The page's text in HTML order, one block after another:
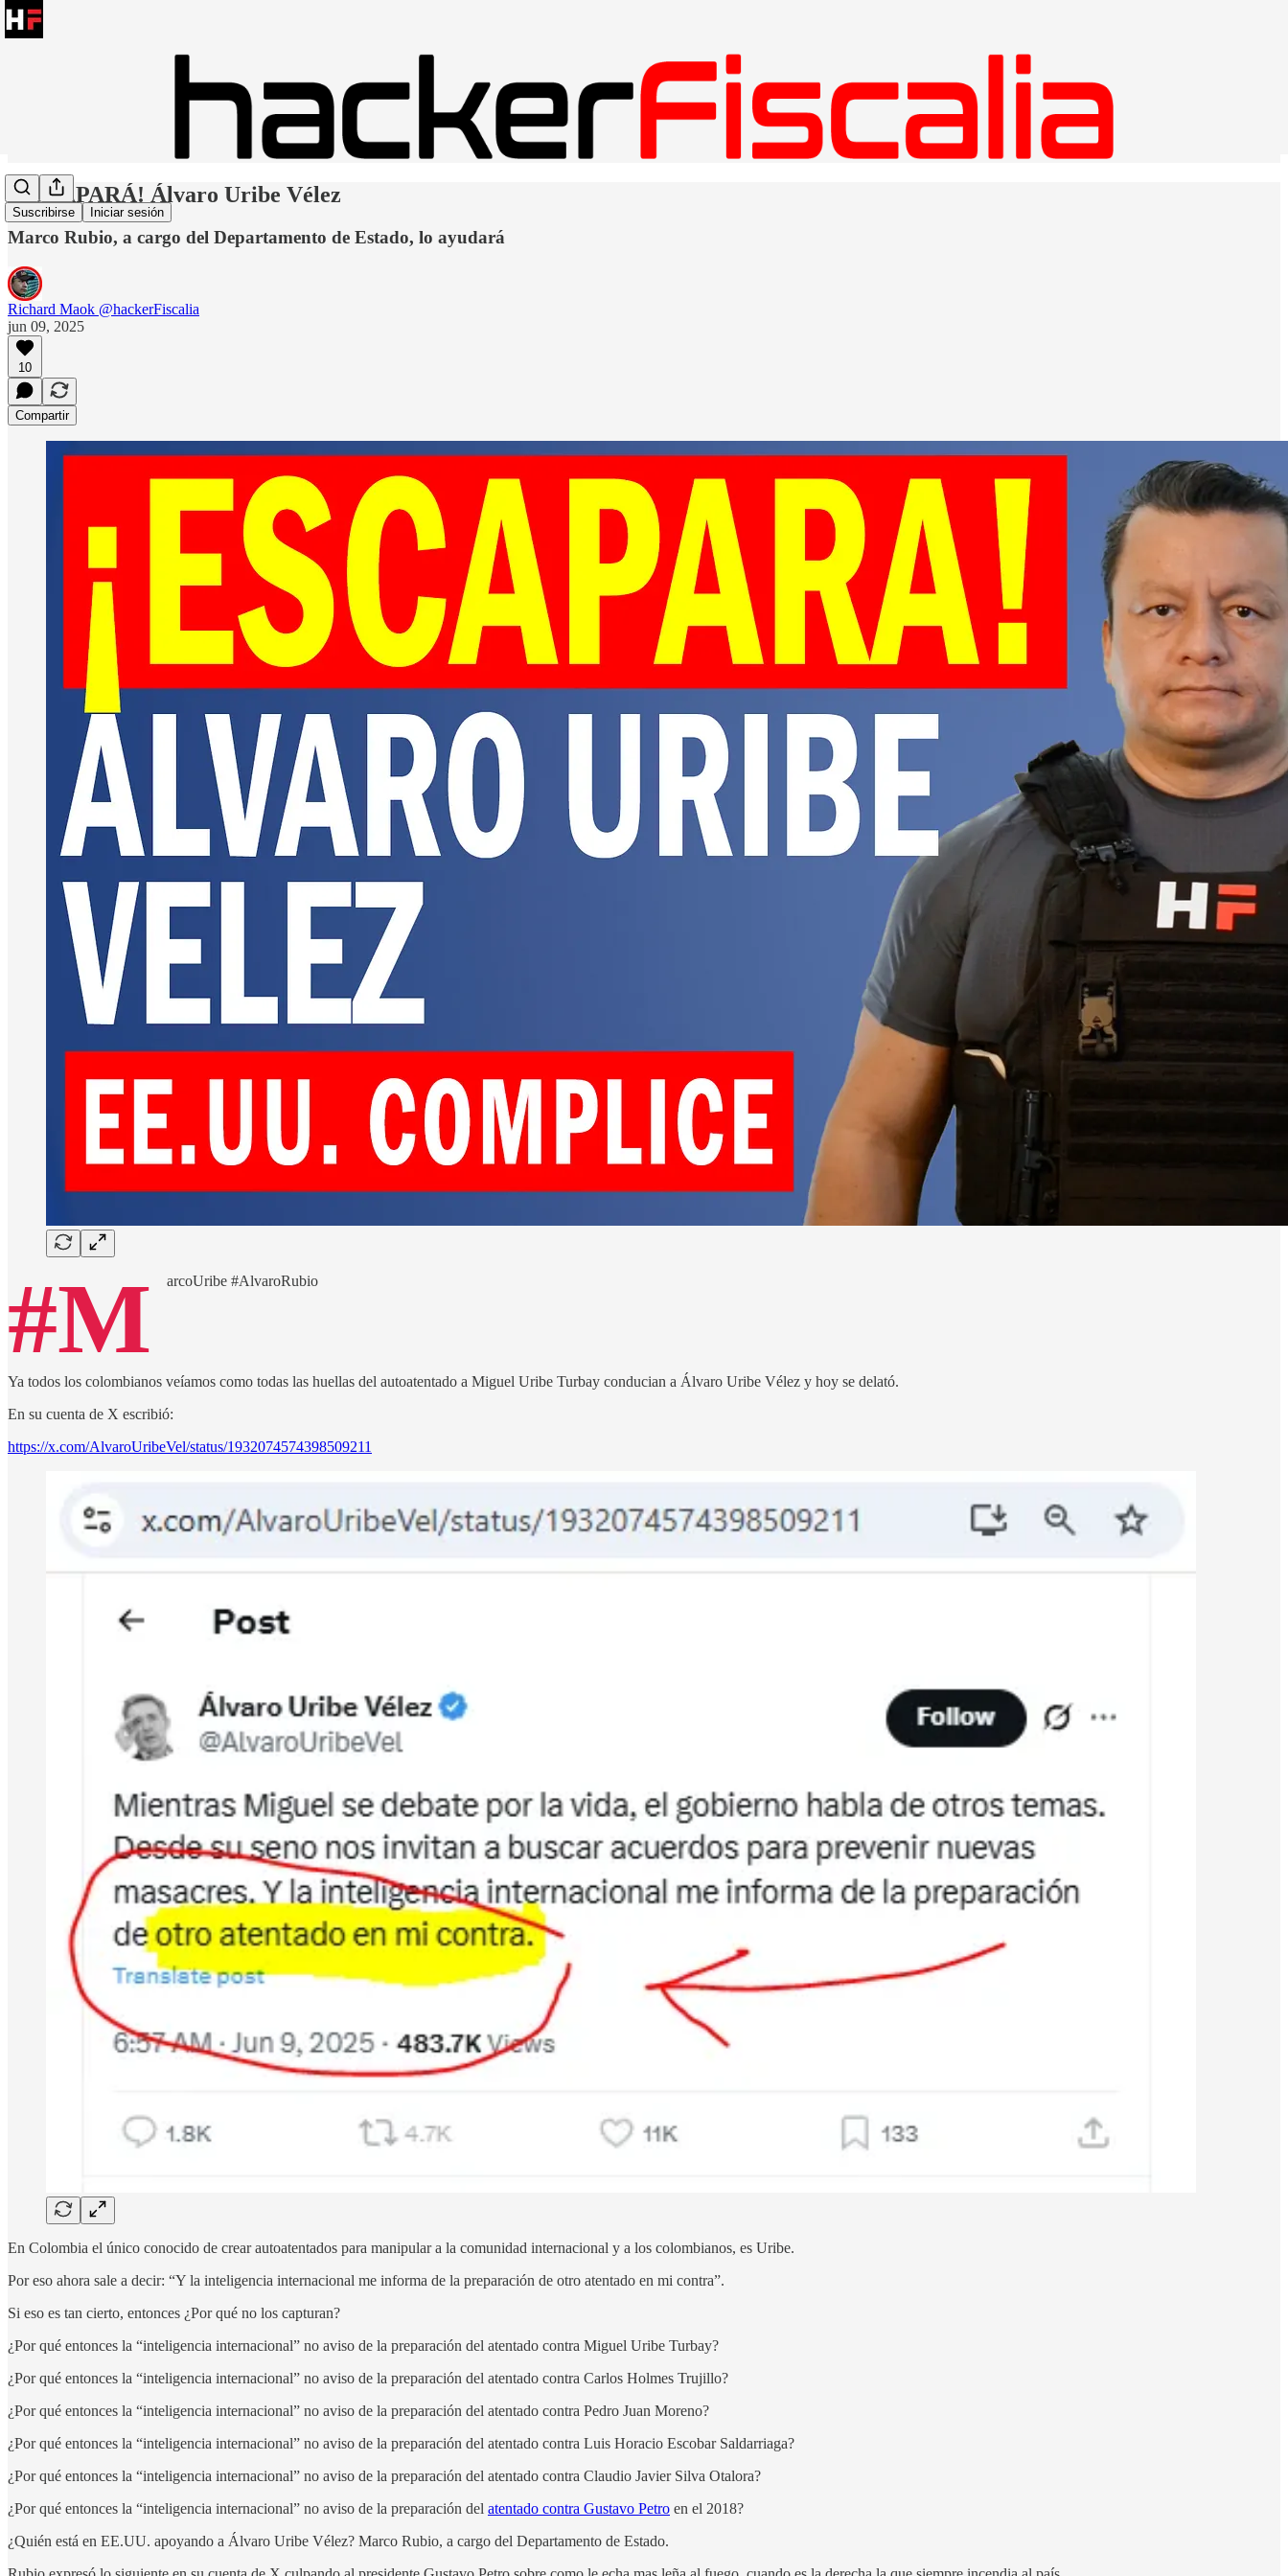
Suscribirse Iniciar sesión
¡ESCAPARÁ! Álvaro Uribe Vélez
Marco Rubio, a cargo del Departamento de Estado, lo ayudará
Richard Maok @hackerFiscalia
jun 09, 2025
10
Compartir
#M arcoUribe #AlvaroRubio
Ya todos los colombianos veíamos como todas las huellas del autoatentado a Miguel Uribe Turbay conducian a Álvaro Uribe Vélez y hoy se delató.
En su cuenta de X escribió:
https://x.com/AlvaroUribeVel/status/1932074574398509211
En Colombia el único conocido de crear autoatentados para manipular a la comunidad internacional y a los colombianos, es Uribe.
Por eso ahora sale a decir: “Y la inteligencia internacional me informa de la preparación de otro atentado en mi contra”.
Si eso es tan cierto, entonces ¿Por qué no los capturan?
¿Por qué entonces la “inteligencia internacional” no aviso de la preparación del atentado contra Miguel Uribe Turbay?
¿Por qué entonces la “inteligencia internacional” no aviso de la preparación del atentado contra Carlos Holmes Trujillo?
¿Por qué entonces la “inteligencia internacional” no aviso de la preparación del atentado contra Pedro Juan Moreno?
¿Por qué entonces la “inteligencia internacional” no aviso de la preparación del atentado contra Luis Horacio Escobar Saldarriaga?
¿Por qué entonces la “inteligencia internacional” no aviso de la preparación del atentado contra Claudio Javier Silva Otalora?
¿Por qué entonces la “inteligencia internacional” no aviso de la preparación del atentado contra Gustavo Petro en el 2018?
¿Quién está en EE.UU. apoyando a Álvaro Uribe Vélez? Marco Rubio, a cargo del Departamento de Estado.